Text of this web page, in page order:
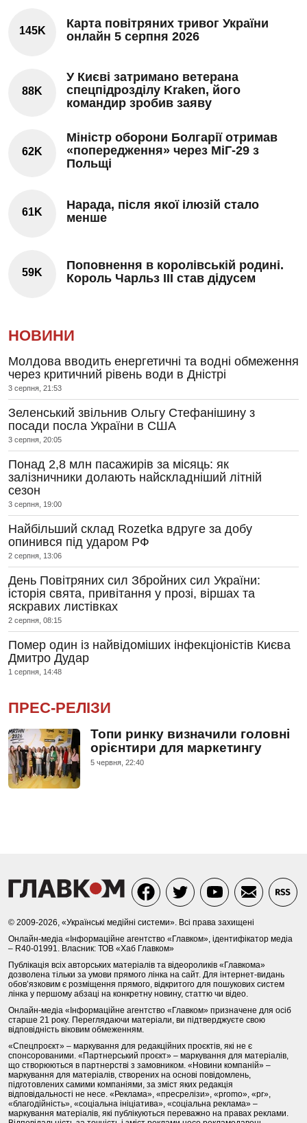
145K
Карта повітряних тривог України
онлайн 5 серпня 2026
88K
У Києві затримано ветерана
спецпідрозділу Kraken, його
командир зробив заяву
62K
Міністр оборони Болгарії отримав
«попередження» через МіГ-29 з
Польщі
61K
Нарада, після якої ілюзій стало
менше
59K
Поповнення в королівській родині.
Король Чарльз III став дідусем
НОВИНИ
Молдова вводить енергетичні та водні обмеження
через критичний рівень води в Дністрі
3 серпня, 21:53
Зеленський звільнив Ольгу Стефанішину з
посади посла України в США
3 серпня, 20:05
Понад 2,8 млн пасажирів за місяць: як
залізничники долають найскладніший літній
сезон
3 серпня, 19:00
Найбільший склад Rozetka вдруге за добу
опинився під ударом РФ
2 серпня, 13:06
День Повітряних сил Збройних сил України:
історія свята, привітання у прозі, віршах та
яскравих листівках
2 серпня, 08:15
Помер один із найвідоміших інфекціоністів Києва
Дмитро Дудар
1 серпня, 14:48
ПРЕС-РЕЛІЗИ
Топи ринку визначили головні
орієнтири для маркетингу
5 червня, 22:40
© 2009-2026, «Українські медійні системи». Всі права захищені
Онлайн-медіа «Інформаційне агентство «Главком», ідентифікатор медіа
– R40-01991. Власник: ТОВ «Хаб Главком»
Публікація всіх авторських матеріалів та відеороликів «Главкома»
дозволена тільки за умови прямого лінка на сайт. Для інтернет-видань
обов’язковим є розміщення прямого, відкритого для пошукових систем
лінка у першому абзаці на конкретну новину, статтю чи відео.
Онлайн-медіа «Інформаційне агентство «Главком» призначене для осіб
старше 21 року. Переглядаючи матеріали, ви підтверджуєте свою
відповідність віковим обмеженням.
«Спецпроєкт» – маркування для редакційних проєктів, які не є
спонсорованими. «Партнерський проєкт» – маркування для матеріалів,
що створюються в партнерстві з замовником. «Новини компаній» –
маркування для матеріалів, створених на основі повідомлень,
підготовлених самими компаніями, за зміст яких редакція
відповідальності не несе. «Реклама», «пресрелізи», «promo», «pr»,
«благодійність», «соціальна ініціатива», «соціальна реклама» –
маркування матеріалів, які публікуються переважно на правах реклами.